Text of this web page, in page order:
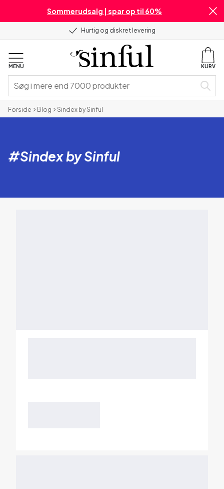
Sommerudsalg | spar op til 60%
Hurtig og diskret levering
MENU KURV
Forside Blog Sindex by Sinful
#Sindex by Sinful